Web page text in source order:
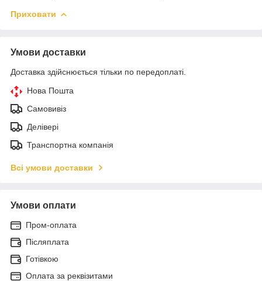
Приховати
Умови доставки
Доставка здійснюється тільки по передоплаті.
Нова Пошта
Самовивіз
Делівері
Транспортна компанія
Всі умови доставки
Умови оплати
Пром-оплата
Післяплата
Готівкою
Оплата за реквізитами